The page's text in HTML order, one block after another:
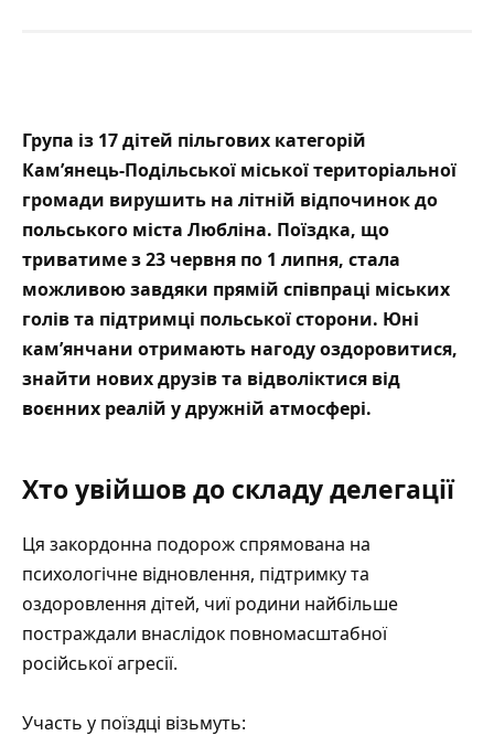
Група із 17 дітей пільгових категорій
Кам’янець-Подільської міської територіальної
громади вирушить на літній відпочинок до
польського міста Любліна. Поїздка, що
триватиме з 23 червня по 1 липня, стала
можливою завдяки прямій співпраці міських
голів та підтримці польської сторони. Юні
кам’янчани отримають нагоду оздоровитися,
знайти нових друзів та відволіктися від
воєнних реалій у дружній атмосфері.
Хто увійшов до складу делегації
Ця закордонна подорож спрямована на
психологічне відновлення, підтримку та
оздоровлення дітей, чиї родини найбільше
постраждали внаслідок повномасштабної
російської агресії.
Участь у поїздці візьмуть: